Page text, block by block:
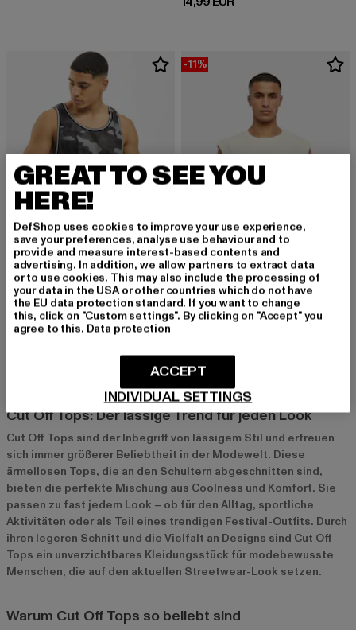
URBAN CLASSICS
Camo Mesh
17,09 EUR
Derzeitiger Preis: 17,09 EUR
-11%
URBAN CLASSICS
Open Edge Less
Cut Off Tops: Der lässige Trend für jeden Look
Cut Off Tops sind der Inbegriff von lässigem Stil und erfreuen
sich immer größerer Beliebtheit in der Modewelt. Diese
ärmellosen Tops, die an den Schultern abgeschnitten sind,
bieten die perfekte Mischung aus Coolness und Komfort. Sie
passen zu fast jedem Look – ob für den Alltag, sportliche
Aktivitäten oder als Teil eines trendigen Festival-Outfits. Durch
ihren legeren Schnitt und die Vielfalt an Designs sind Cut Off
Tops ein unverzichtbares Kleidungsstück für modebewusste
Menschen, die auf den aktuellen Streetwear-Look setzen.
Warum Cut Off Tops so beliebt sind
GREAT TO SEE YOU
HERE!
DefShop uses cookies to improve your use experience,
save your preferences, analyse use behaviour and to
provide and measure interest-based contents and
advertising. In addition, we allow partners to extract data
or to use cookies. This may also include the processing of
your data in the USA or other countries which do not have
the EU data protection standard. If you want to change
this, click on "Custom settings". By clicking on "Accept" you
agree to this. Data protection
INDIVIDUAL SETTINGS
ACCEPT